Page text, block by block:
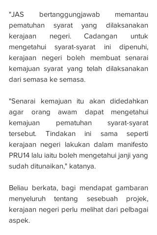
"JAS bertanggungjawab memantau
pematuhan syarat yang dilaksanakan
kerajaan negeri. Cadangan untuk
mengetahui syarat-syarat ini dipenuhi,
kerajaan negeri boleh membuat senarai
kemajuan syarat yang telah dilaksanakan
dari semasa ke semasa.
"Senarai kemajuan itu akan didedahkan
agar orang awam dapat mengetahui
kemajuan pematuhan syarat-syarat
tersebut. Tindakan ini sama seperti
kerajaan negeri lakukan dalam manifesto
PRU14 lalu iaitu boleh mengetahui janji yang
sudah ditunaikan," katanya.
Beliau berkata, bagi mendapat gambaran
menyeluruh tentang sesebuah projek,
kerajaan negeri perlu melihat dari pelbagai
aspek.